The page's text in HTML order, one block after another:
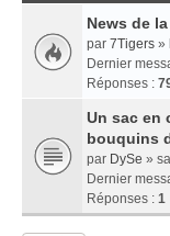
News de la
par 7Tigers »
Dernier
Réponses :
Un sac en
bouquins
par DySe »
Dernier
Réponses : 1